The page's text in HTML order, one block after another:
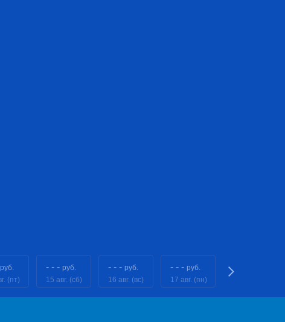
руб.
(пт)
- - - руб.
15 авг. (сб)
- - - руб.
16 авг. (вс)
- - - руб.
17 авг. (пн)